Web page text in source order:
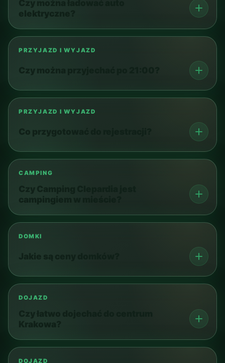
elektryczne?
PRZYJAZD I WYJAZD
Czy można przyjechać po 21:00?
PRZYJAZD I WYJAZD
Co przygotować do rejestracji?
CAMPING
campingiem w mieście?
DOMKI
DOJAZD
Krakowa?
DOJAZD